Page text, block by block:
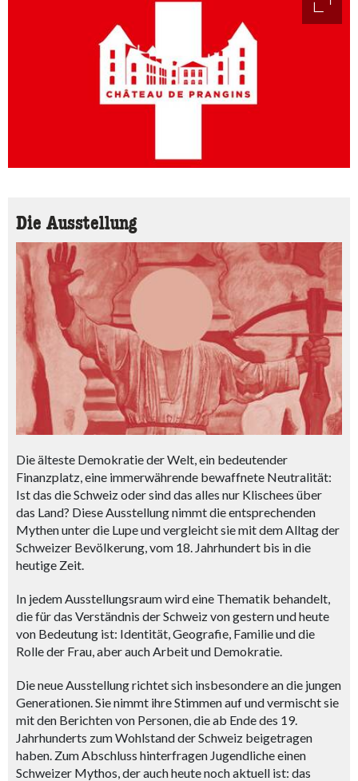
Die Ausstellung
Die älteste Demokratie der Welt, ein bedeutender
Finanzplatz, eine immerwährende bewaffnete Neutralität:
Ist das die Schweiz oder sind das alles nur Klischees über
das Land? Diese Ausstellung nimmt die entsprechenden
Mythen unter die Lupe und vergleicht sie mit dem Alltag der
Schweizer Bevölkerung, vom 18. Jahrhundert bis in die
heutige Zeit.
In jedem Ausstellungsraum wird eine Thematik behandelt,
die für das Verständnis der Schweiz von gestern und heute
von Bedeutung ist: Identität, Geografie, Familie und die
Rolle der Frau, aber auch Arbeit und Demokratie.
Die neue Ausstellung richtet sich insbesondere an die jungen
Generationen. Sie nimmt ihre Stimmen auf und vermischt sie
mit den Berichten von Personen, die ab Ende des 19.
Jahrhunderts zum Wohlstand der Schweiz beigetragen
haben. Zum Abschluss hinterfragen Jugendliche einen
Schweizer Mythos, der auch heute noch aktuell ist: das